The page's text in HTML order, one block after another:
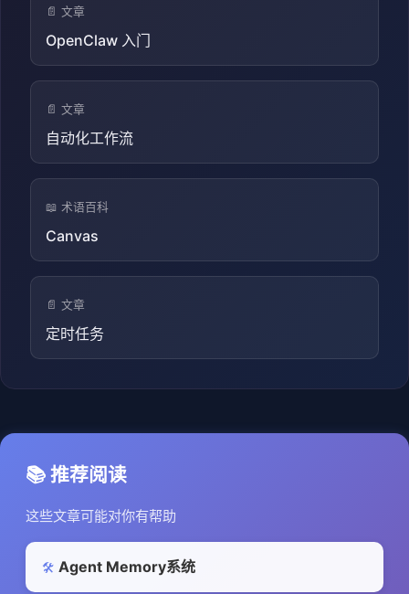
📄 文章
OpenClaw 入门
📄 文章
自动化工作流
📖 术语百科
Canvas
📄 文章
定时任务
📚 推荐阅读
这些文章可能对你有帮助
🛠️ Agent Memory系统